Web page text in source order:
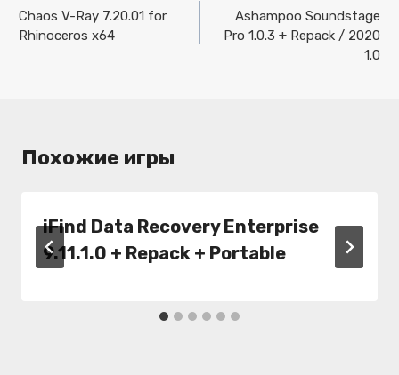
по
записям
Chaos V-Ray 7.20.01 for
Rhinoceros x64
Ashampoo Soundstage
Pro 1.0.3 + Repack / 2020
1.0
Похожие игры
iFind Data Recovery Enterprise
9.11.1.0 + Repack + Portable